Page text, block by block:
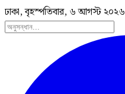
ঢাকা, বৃহস্পতিবার, ৬ আগস্ট ২০২৬